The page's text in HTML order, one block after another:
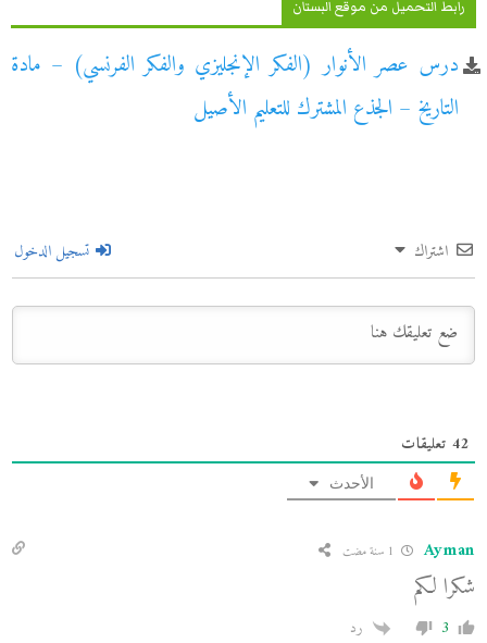
رابط التحميل من موقع البستان
درس عصر الأنوار (الفكر الإنجليزي والفكر الفرنسي) – مادة
التاريخ – الجذع المشترك للتعليم الأصيل
اشتراك تسجيل الدخول
42 تعليقات
الأحدث
Ayman
شكرا لكم
3 رد